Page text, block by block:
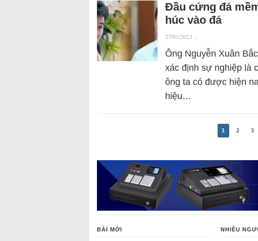
Đầu cứng đá
húc vào đá
27/01/2023 |
Ông Nguyễn Xuân
xác định sự nghiệp là
ông ta có được hiện
hiệu…
1 2 3
BÀI MỚI NHIỀU